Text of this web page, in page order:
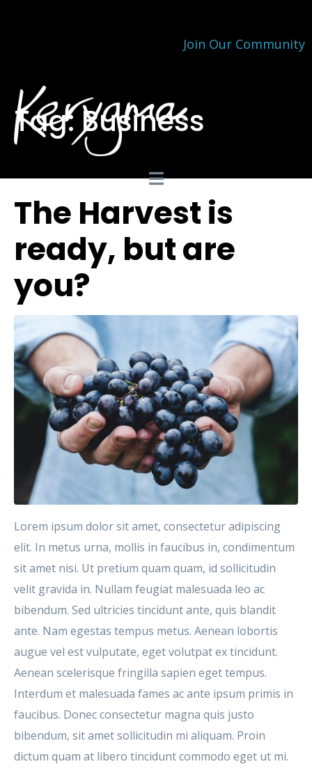
Join Our Community
Tag:Business
The Harvest is
ready, but are
you?
Lorem ipsum dolor sit amet, consectetur adipiscing
elit. In metus urna, mollis in faucibus in, condimentum
sit amet nisi. Ut pretium quam quam, id sollicitudin
velit gravida in. Nullam feugiat malesuada leo ac
bibendum. Sed ultricies tincidunt ante, quis blandit
ante. Nam egestas tempus metus. Aenean lobortis
augue vel est vulputate, eget volutpat ex tincidunt.
Aenean scelerisque fringilla sapien eget tempus.
Interdum et malesuada fames ac ante ipsum primis in
faucibus. Donec consectetur magna quis justo
bibendum, sit amet sollicitudin mi aliquam. Proin
dictum quam at libero tincidunt commodo eget ut mi.